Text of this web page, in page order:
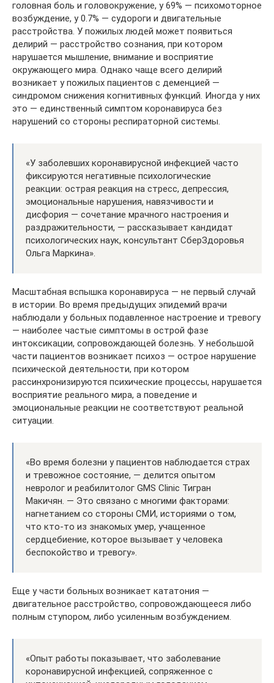
головная боль и головокружение, у 69% — психомоторное
возбуждение, у 0.7% — судороги и двигательные
расстройства. У пожилых людей может появиться
делирий — расстройство сознания, при котором
нарушается мышление, внимание и восприятие
окружающего мира. Однако чаще всего делирий
возникает у пожилых пациентов с деменцией —
синдромом снижения когнитивных функций. Иногда у них
это — единственный симптом коронавируса без
нарушений со стороны респираторной системы.
«У заболевших коронавирусной инфекцией часто
фиксируются негативные психологические
реакции: острая реакция на стресс, депрессия,
эмоциональные нарушения, навязчивости и
дисфория — сочетание мрачного настроения и
раздражительности, — рассказывает кандидат
психологических наук, консультант СберЗдоровья
Ольга Маркина».
Масштабная вспышка коронавируса — не первый случай
в истории. Во время предыдущих эпидемий врачи
наблюдали у больных подавленное настроение и тревогу
— наиболее частые симптомы в острой фазе
интоксикации, сопровождающей болезнь. У небольшой
части пациентов возникает психоз — острое нарушение
психической деятельности, при котором
рассинхронизируются психические процессы, нарушается
восприятие реального мира, а поведение и
эмоциональные реакции не соответствуют реальной
ситуации.
«Во время болезни у пациентов наблюдается страх
и тревожное состояние, — делится опытом
невролог и реабилитолог GMS Clinic Тигран
Макичян. — Это связано с многими факторами:
нагнетанием со стороны СМИ, историями о том,
что кто-то из знакомых умер, учащенное
сердцебиение, которое вызывает у человека
беспокойство и тревогу».
Еще у части больных возникает кататония —
двигательное расстройство, сопровождающееся либо
полным ступором, либо усиленным возбуждением.
«Опыт работы показывает, что заболевание
коронавирусной инфекцией, сопряженное с